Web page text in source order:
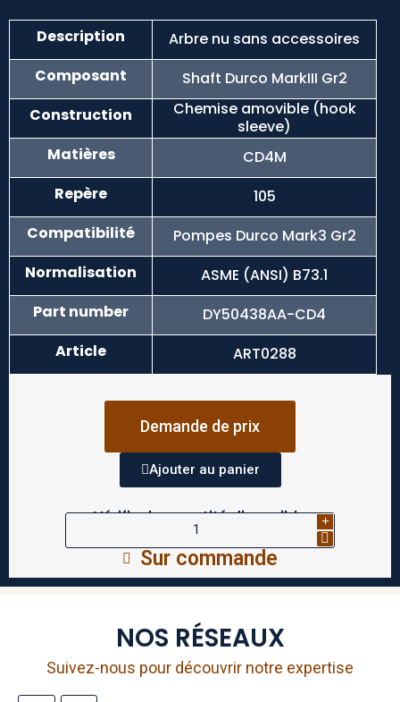
Description
Arbre nu sans accessoires
Composant
Shaft Durco MarkIII Gr2
Construction
Chemise amovible (hook
sleeve)
Matières
CD4M
Repère
105
Compatibilité
Pompes Durco Mark3 Gr2
Normalisation
ASME (ANSI) B73.1
Part number
DY50438AA-CD4
Article
ART0288
Demande de prix
Ajouter au panier
Vérifier la quantité disponible
Sur commande
NOS RÉSEAUX
Suivez-nous pour découvrir notre expertise